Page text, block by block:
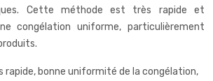
Cette méthode est très rapide et
congélation uniforme, particulièrement
rapide, bonne uniformité de la congélation,